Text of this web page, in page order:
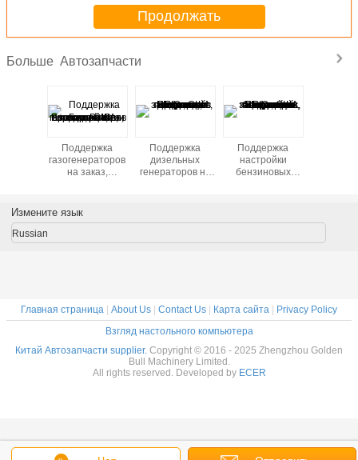
Продолжать
Больше Автозапчасти
Поддержка
газогенераторов
на заказ,
Европа, Россия,
Горячие продажи
Азии
Поддержка
дизельных
генераторов на
Горячие продажи
Азии
Поддержка
настройки
бензиновых
Европа, Россия,
в Юго-Восточной
по
Измените язык
Russian
Главная страница | About Us | Contact Us | Карта сайта | Privacy Policy
Взгляд настольного компьютера
Китай Автозапчасти supplier. Copyright © 2016 - 2025 Zhengzhou Golden
Bull Machinery Limited.
All rights reserved. Developed by ECER